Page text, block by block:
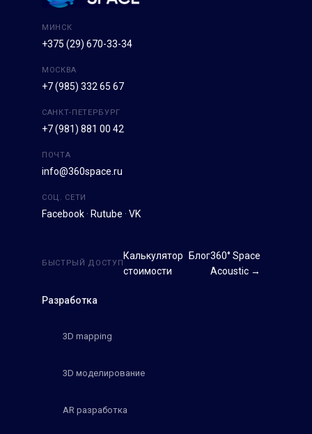
МИНСК
+375 (29) 670-33-34
МОСКВА
+7 (985) 332 65 67
САНКТ-ПЕТЕРБУРГ
+7 (981) 881 00 42
ПОЧТА
info@360space.ru
СОЦ. СЕТИ
Facebook · Rutube · VK
Разработка
3D mapping
3D моделирование
AR разработка
БЫСТРЫЙ ДОСТУП
Калькулятор
стоимости
Блог360° Space
Acoustic →